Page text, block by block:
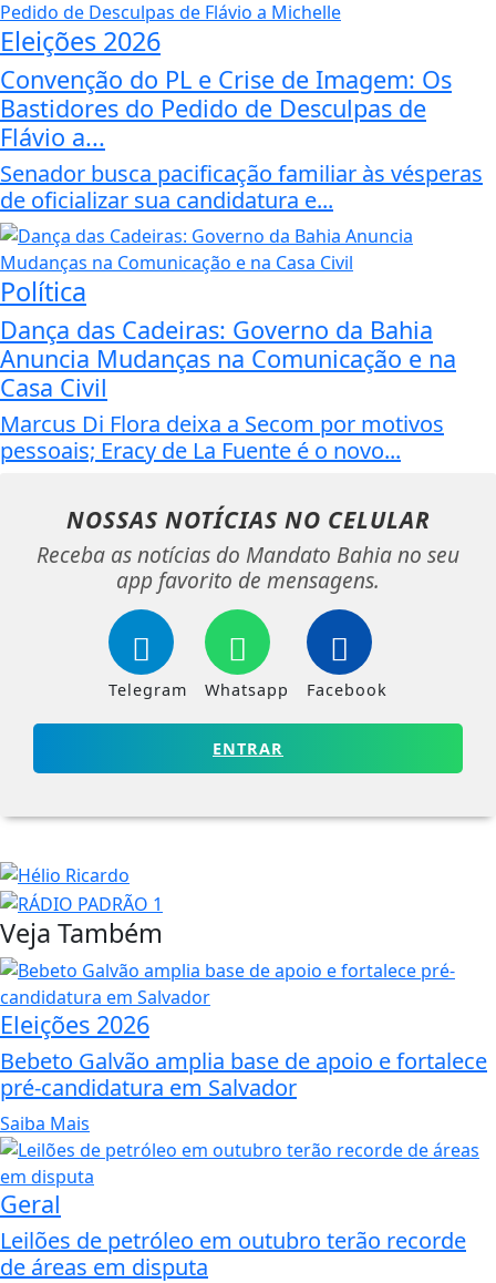
Eleições 2026
Convenção do PL e Crise de Imagem: Os
Bastidores do Pedido de Desculpas de
Flávio a...
Senador busca pacificação familiar às vésperas
de oficializar sua candidatura e...
Política
Dança das Cadeiras: Governo da Bahia
Anuncia Mudanças na Comunicação e na
Casa Civil
Marcus Di Flora deixa a Secom por motivos
pessoais; Eracy de La Fuente é o novo...
NOSSAS NOTÍCIAS NO CELULAR
Receba as notícias do Mandato Bahia no seu
app favorito de mensagens.
Telegram Whatsapp Facebook
ENTRAR
Veja Também
Eleições 2026
Bebeto Galvão amplia base de apoio e fortalece
pré-candidatura em Salvador
Saiba Mais
Geral
Leilões de petróleo em outubro terão recorde
de áreas em disputa